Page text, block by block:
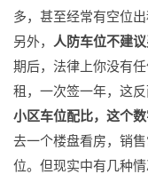
多，甚至经常有空位出
另外，
人防车位不建
期后，法律上你没有
租，一次签一年，这反
小区车位配比，这个
去一个楼盘看房，销
位。但现实中有几种情